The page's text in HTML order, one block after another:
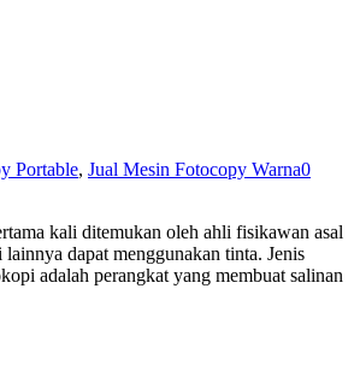
Portable, Jual Mesin Fotocopy Warna0
kali ditemukan oleh ahli fisikawan asal
dapat menggunakan tinta. Jenis
adalah perangkat yang membuat salinan